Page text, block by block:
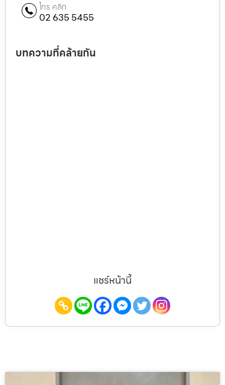
โทร คลิก
02 635 5455
บทความที่คล้ายกัน
แชร์หน้านี้